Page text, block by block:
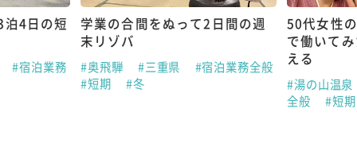
4日の短
#宿泊業務
学業の合間をぬって2日間の週
末リゾバ
#奥飛騨 #三重県
#宿泊業務全般
#短期
#冬
50代女性
で働いて
える
#湯の山温泉
全般
#短